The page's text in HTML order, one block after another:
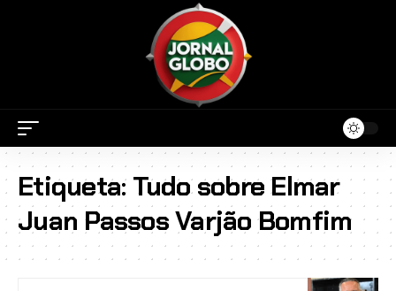
Etiqueta: Tudo sobre Elmar
Juan Passos Varjão Bomfim